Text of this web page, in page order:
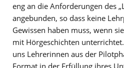
eng an die Anforderungen des
angebunden, so dass keine
Gewissen haben muss, wenn
mit Hörgeschichten
uns Lehrerinnen aus der